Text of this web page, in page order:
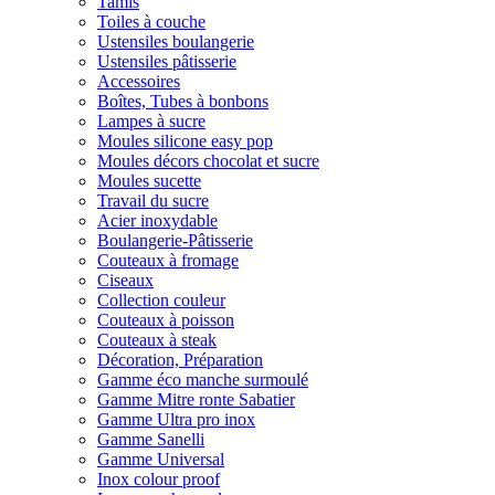
Toiles à couche
Ustensiles boulangerie
Ustensiles pâtisserie
Accessoires
Boîtes, Tubes à bonbons
Lampes à sucre
Moules silicone easy pop
Moules décors chocolat et sucre
Moules sucette
Travail du sucre
Acier inoxydable
Boulangerie-Pâtisserie
Couteaux à fromage
Ciseaux
Collection couleur
Couteaux à poisson
Couteaux à steak
Décoration, Préparation
Gamme éco manche surmoulé
Gamme Mitre ronte Sabatier
Gamme Ultra pro inox
Gamme Sanelli
Gamme Universal
Inox colour proof